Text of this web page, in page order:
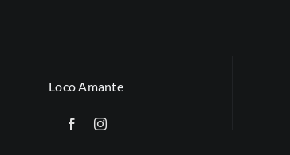
Loco Amante